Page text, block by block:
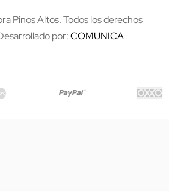
Pinos Altos. Todos los derechos
por:COMUNICA